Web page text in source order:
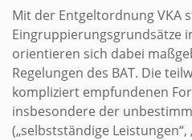
Mit der Entgeltordnung VKA
Eingruppierungsgrundsätze
orientieren sich dabei
Regelungen des BAT. Die
kompliziert empfundenen
insbesondere der
(„selbstständige